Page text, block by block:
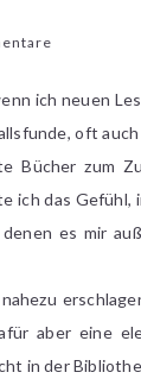
von
die
man
lesen
ich neuen
oft
Bücher
ich das
es mir
aber eine
in der